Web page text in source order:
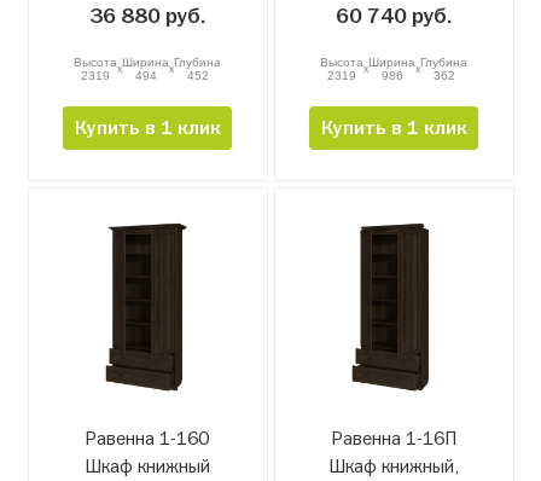
36 880 руб.
Высота
2319
xШирина
494
xГлубина
452
Купить в 1 клик
60 740 руб.
Высота
2319
xШирина
986
xГлубина
362
Купить в 1 клик
Равенна 1-16О
Шкаф книжный
Равенна 1-16П
Шкаф книжный,